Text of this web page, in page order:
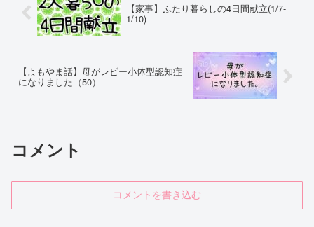
【家事】ふたり暮らしの4日間献立(1/7-
1/10)
【よもやま話】母がレビー小体型認知症
になりました（50）
コメント
コメントを書き込む